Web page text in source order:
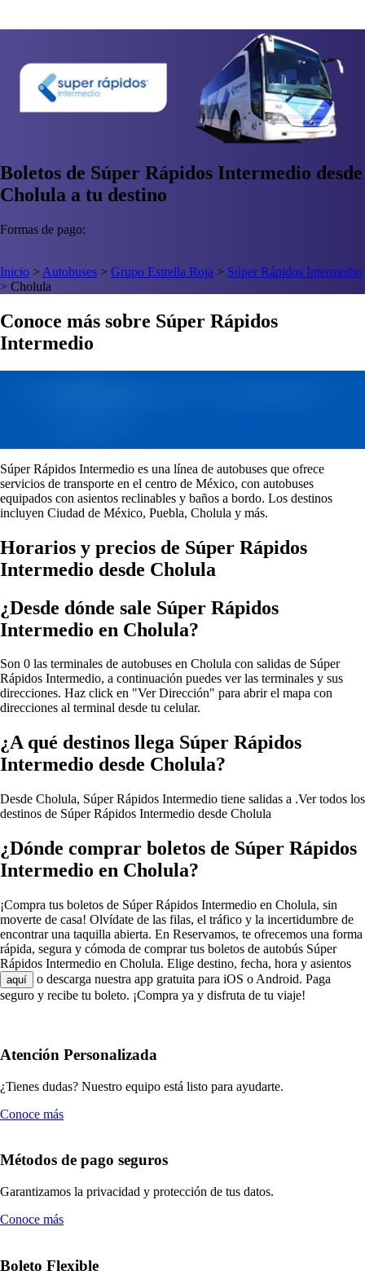
Boletos de Súper Rápidos Intermedio desde
Cholula a tu destino
Formas de pago:
Inicio > Autobuses > Grupo Estrella Roja > Súper Rápidos Intermedio
> Cholula
Conoce más sobre Súper Rápidos
Intermedio
Súper Rápidos Intermedio es una línea de autobuses que ofrece
servicios de transporte en el centro de México, con autobuses
equipados con asientos reclinables y baños a bordo. Los destinos
incluyen Ciudad de México, Puebla, Cholula y más.
Horarios y precios de Súper Rápidos
Intermedio desde Cholula
¿Desde dónde sale Súper Rápidos
Intermedio en Cholula?
Son 0 las terminales de autobuses en Cholula con salidas de Súper
Rápidos Intermedio, a continuación puedes ver las terminales y sus
direcciones. Haz click en "Ver Dirección" para abrir el mapa con
direcciones al terminal desde tu celular.
¿A qué destinos llega Súper Rápidos
Intermedio desde Cholula?
Desde Cholula, Súper Rápidos Intermedio tiene salidas a .Ver todos los
destinos de Súper Rápidos Intermedio desde Cholula
¿Dónde comprar boletos de Súper Rápidos
Intermedio en Cholula?
¡Compra tus boletos de Súper Rápidos Intermedio en Cholula, sin
moverte de casa! Olvídate de las filas, el tráfico y la incertidumbre de
encontrar una taquilla abierta. En Reservamos, te ofrecemos una forma
rápida, segura y cómoda de comprar tus boletos de autobús Súper
Rápidos Intermedio en Cholula. Elige destino, fecha, hora y asientos
aquí
o descarga nuestra app gratuita para iOS o Android. Paga
seguro y recibe tu boleto. ¡Compra ya y disfruta de tu viaje!
Atención Personalizada
¿Tienes dudas? Nuestro equipo está listo para ayudarte.
Conoce más
Métodos de pago seguros
Garantizamos la privacidad y protección de tus datos.
Conoce más
Boleto Flexible